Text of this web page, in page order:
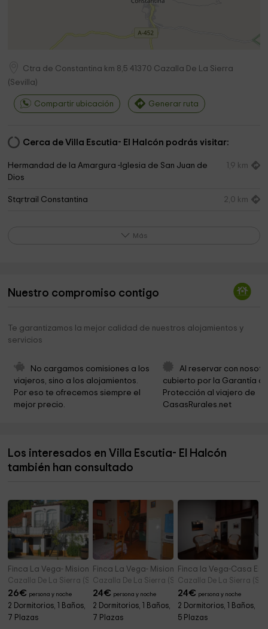
Ctra de Constantina km 8,5 41370 Cazalla De La Sierra
(Sevilla)
Compartir ubicación Generar ruta
Cerca de Villa Escutia- El Halcón podrás visitar:
Hermandad de la Amargura -Iglesia de San Juan de
Dios
1,9 km
Stqrtrail Constantina 2,0 km
Ermita De Santa Ana 2,3 km
Super El Parque 2,8 km
Area Recreativa Molino del Corcho 8,5 km
Ermita Virgen del Monte de Cazalla de la Sierra 9,2 km
Área de recreo del nacimiento del Huéznar
Más
Nuestro compromiso contigo
Te garantizamos la mejor calidad de nuestros alojamientos y
servicios
No cargamos comisiones a los
viajeros, sino a los alojamientos.
Por eso te ofrecemos siempre el
mejor precio.
Al reservar con
cubierto por la Garantía
Protección al viajero de
CasasRurales.net
Los interesados en Villa Escutia- El Halcón
también han consultado
Finca La Vega- Misiones I
Cazalla De La Sierra (Sevilla)
26€ persona y noche
2 Dormitorios, 1 Baños,
7 Plazas
Finca La Vega- Misiones II
Cazalla De La Sierra (Sevilla)
24€ persona y noche
2 Dormitorios, 1 Baños,
7 Plazas
Finca la Vega-Casa El
Cazalla De La Sierra
24€ persona y noche
2 Dormitorios, 1 Baños,
5 Plazas